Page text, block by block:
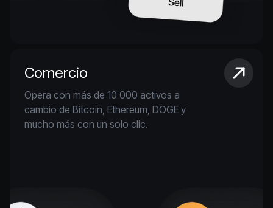
Comercio
Opera con más de 10 000 activos a
cambio de Bitcoin, Ethereum, DOGE y
mucho más con un solo clic.